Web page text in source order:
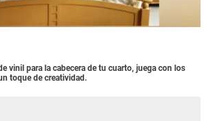
vinil para la cabecera de tu cuarto, juega con los
toque de creatividad.